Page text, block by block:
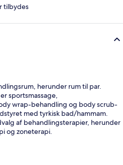
tilbydes
herunder rum til par.
sportsmassage,
wrap-behandling og body scrub-
med tyrkisk bad/hammam.
af behandlingsterapier, herunder
og zoneterapi.